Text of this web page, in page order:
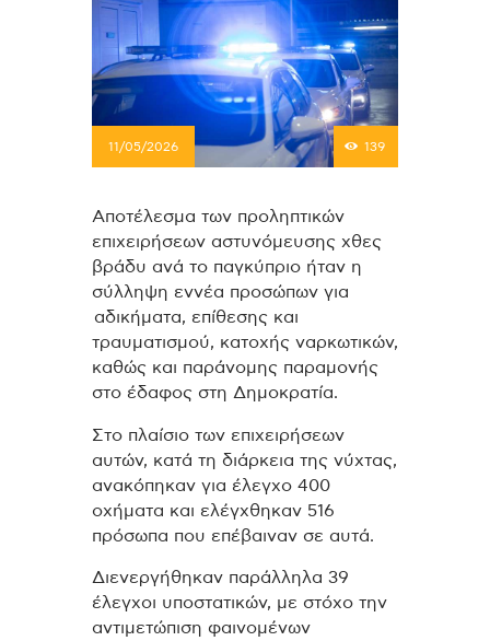
11/05/2026 139
Αποτέλεσμα των προληπτικών
επιχειρήσεων αστυνόμευσης χθες
βράδυ ανά το παγκύπριο ήταν η
σύλληψη εννέα προσώπων για
αδικήματα, επίθεσης και
τραυματισμού, κατοχής ναρκωτικών,
καθώς και παράνομης παραμονής
στο έδαφος στη Δημοκρατία.
Στο πλαίσιο των επιχειρήσεων
αυτών, κατά τη διάρκεια της νύχτας,
ανακόπηκαν για έλεγχο 400
οχήματα και ελέγχθηκαν 516
πρόσωπα που επέβαιναν σε αυτά.
Διενεργήθηκαν παράλληλα 39
έλεγχοι υποστατικών, με στόχο την
αντιμετώπιση φαινομένων